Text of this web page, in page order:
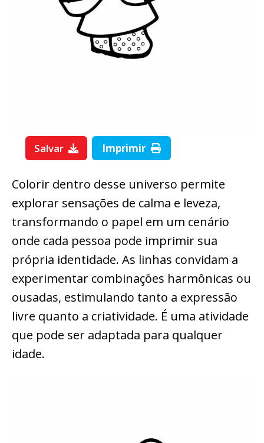
Salvar Imprimir
Colorir dentro desse universo permite
explorar sensações de calma e leveza,
transformando o papel em um cenário
onde cada pessoa pode imprimir sua
própria identidade. As linhas convidam a
experimentar combinações harmônicas ou
ousadas, estimulando tanto a expressão
livre quanto a criatividade. É uma atividade
que pode ser adaptada para qualquer
idade.